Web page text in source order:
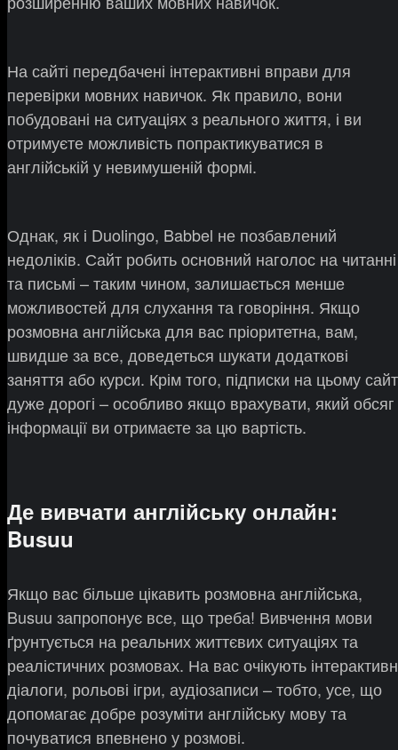
На сайті передбачені інтерактивні вправи для
перевірки мовних навичок. Як правило, вони
побудовані на ситуаціях з реального життя, і ви
отримуєте можливість попрактикуватися в
англійській у невимушеній формі.
Однак, як і Duolingo, Babbel не позбавлений
недоліків. Сайт робить основний наголос на читанні
та письмі – таким чином, залишається менше
можливостей для слухання та говоріння. Якщо
розмовна англійська для вас пріоритетна, вам,
швидше за все, доведеться шукати додаткові
заняття або курси. Крім того, підписки на цьому
дуже дорогі – особливо якщо врахувати, який обсяг
інформації ви отримаєте за цю вартість.
Де вивчати англійську онлайн:
Busuu
Якщо вас більше цікавить розмовна англійська,
Busuu запропонує все, що треба! Вивчення мови
ґрунтується на реальних життєвих ситуаціях та
реалістичних розмовах. На вас очікують
діалоги, рольові ігри, аудіозаписи – тобто, усе, що
допомагає добре розуміти англійську мову та
почуватися впевнено у розмові.